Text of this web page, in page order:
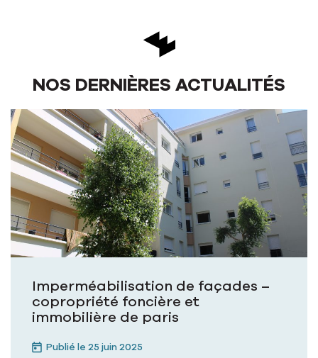
NOS DERNIÈRES ACTUALITÉS
Imperméabilisation de façades –
copropriété foncière et
immobilière de paris
Publié le 25 juin 2025